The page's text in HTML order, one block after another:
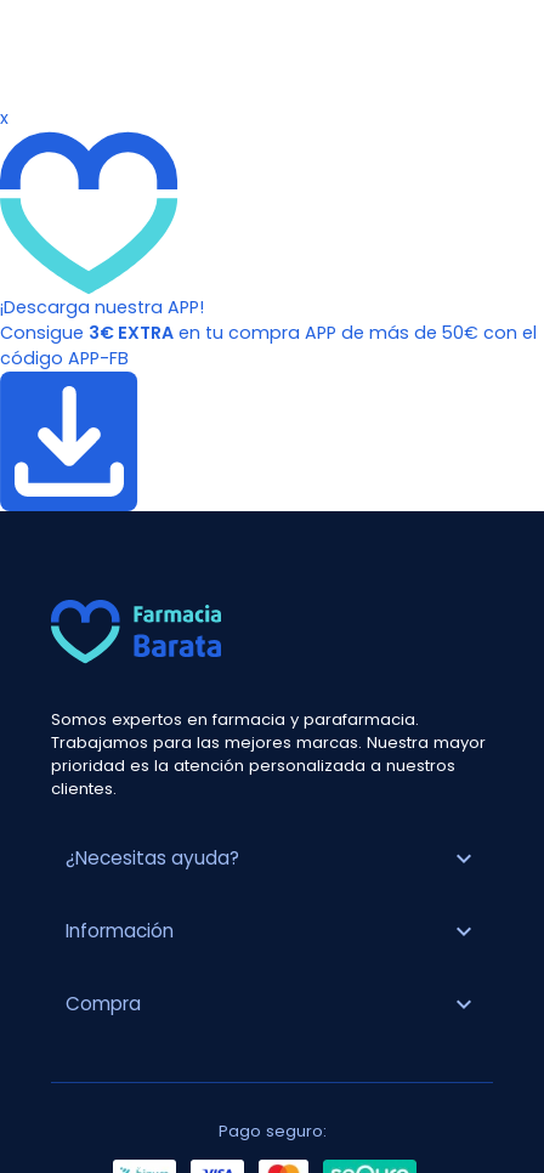
x
¡Descarga nuestra APP!
Consigue 3€ EXTRA en tu compra APP de más de 50€ con el
código APP-FB
Somos expertos en farmacia y parafarmacia.
Trabajamos para las mejores marcas. Nuestra mayor
prioridad es la atención personalizada a nuestros
clientes.
¿Necesitas ayuda? expand_more
Información expand_more
Compra expand_more
Pago seguro: